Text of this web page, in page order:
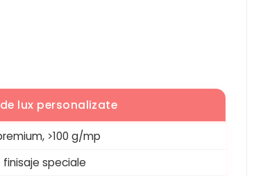
lux personalizate
>100 g/mp
finisaje speciale